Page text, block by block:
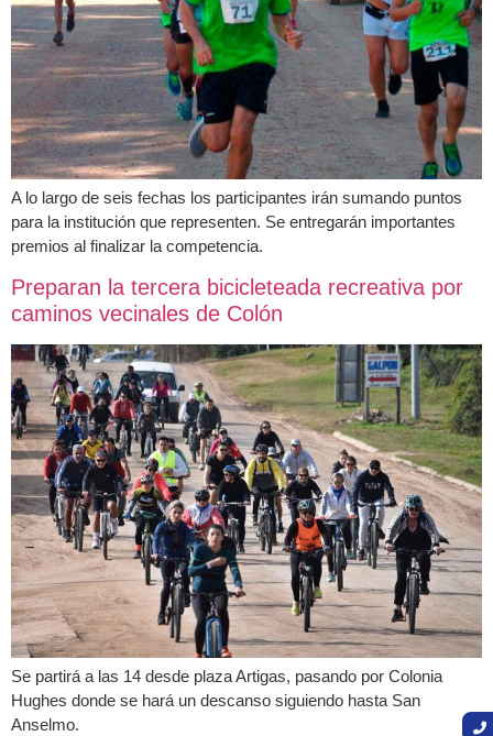
A lo largo de seis fechas los participantes irán sumando puntos
para la institución que representen. Se entregarán importantes
premios al finalizar la competencia.
Preparan la tercera bicicleteada recreativa por
caminos vecinales de Colón
Se partirá a las 14 desde plaza Artigas, pasando por Colonia
Hughes donde se hará un descanso siguiendo hasta San
Anselmo.